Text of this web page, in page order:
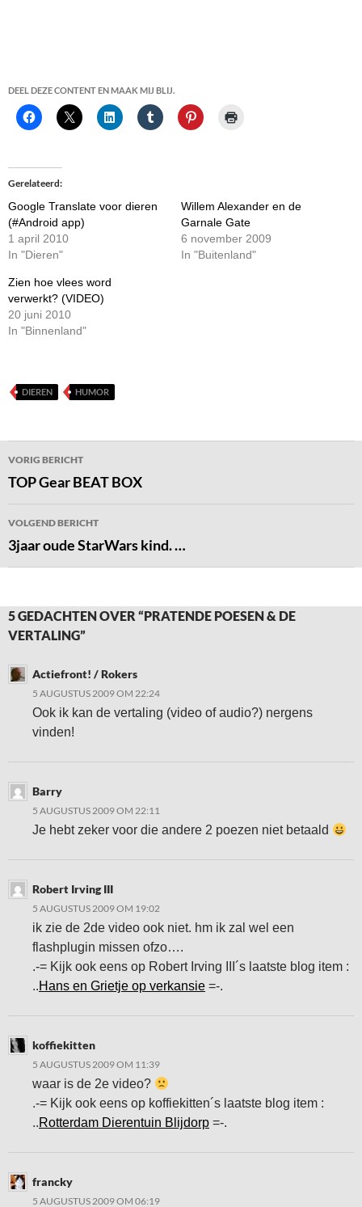
DEEL DEZE CONTENT EN MAAK MIJ BLIJ.
Gerelateerd
Google Translate voor dieren
(#Android app)
1 april 2010
In "Dieren"
Willem Alexander en de
Garnale Gate
6 november 2009
In "Buitenland"
Zien hoe vlees word
verwerkt? (VIDEO)
20 juni 2010
In "Binnenland"
DIEREN HUMOR
Bericht
navigatie
VORIG BERICHT
TOP Gear BEAT BOX
VOLGEND BERICHT
3jaar oude StarWars kind. …
5 GEDACHTEN OVER “PRATENDE POESEN & DE
VERTALING”
Actiefront! / Rokers
5 AUGUSTUS 2009 OM 22:24
Ook ik kan de vertaling (video of audio?) nergens
vinden!
Barry
5 AUGUSTUS 2009 OM 22:11
Je hebt zeker voor die andere 2 poezen niet betaald
Robert Irving III
5 AUGUSTUS 2009 OM 19:02
ik zie de 2de video ook niet. hm ik zal wel een
flashplugin missen ofzo….
.-= Kijk ook eens op Robert Irving III´s laatste blog item :
..Hans en Grietje op verkansie =-.
koffiekitten
5 AUGUSTUS 2009 OM 11:39
waar is de 2e video?
.-= Kijk ook eens op koffiekitten´s laatste blog item :
..Rotterdam Dierentuin Blijdorp =-.
francky
5 AUGUSTUS 2009 OM 06:19